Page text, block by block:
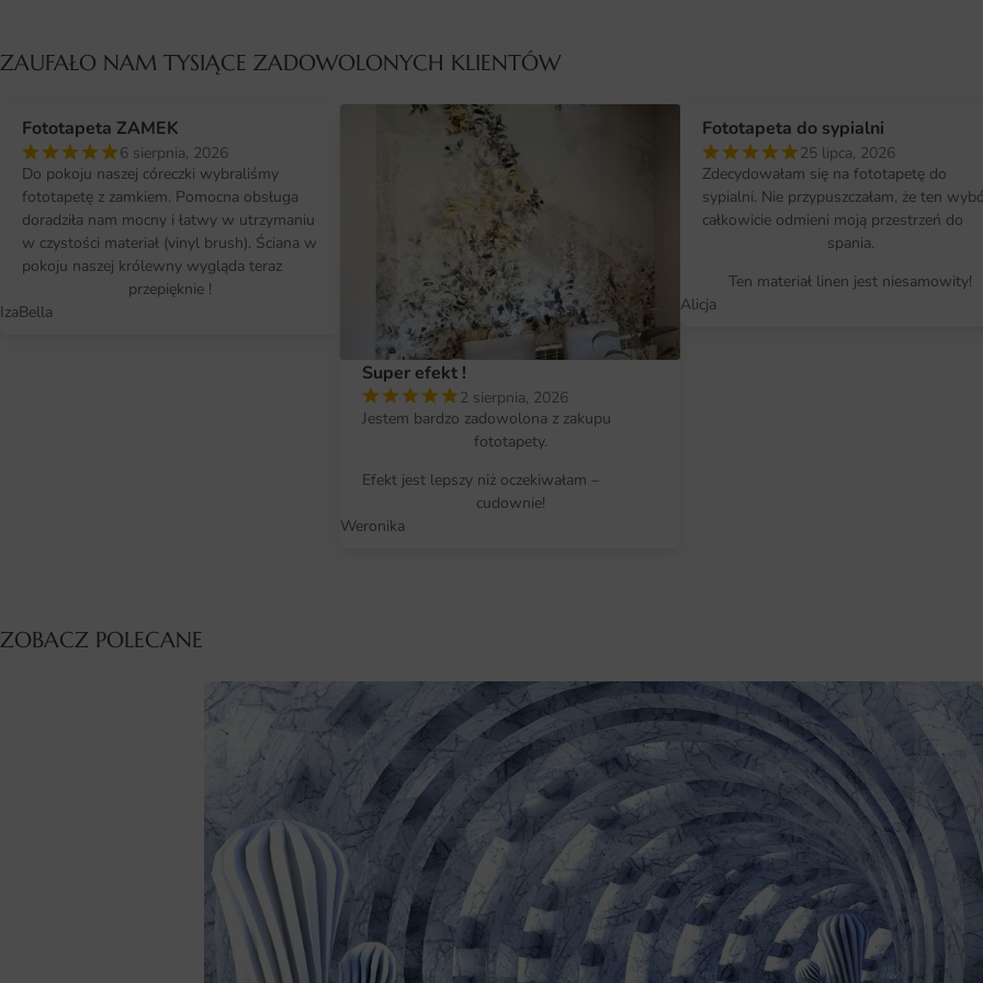
pozwala na idealne dopasowanie
rozmiarach standardowych lub na
wybraną ścianę. Montaż
cieszyć się nową dekoracją w
niezbędne akcesoria, a
Dlaczego warto wybrać tę
Wysoka jakość materiału i druku,
Możliwość zamówienia na
Łatwy montaż, który nie wymaga
ZAUFAŁO NAM TYSIĄCE ZADOWOLONYCH KLIENTÓW
Fototapeta ZAMEK
6 sierpnia, 2026
Do pokoju naszej córeczki wybraliśmy
fototapetę z zamkiem. Pomocna obsługa
doradziła nam mocny i łatwy w utrzymaniu
w czystości materiał (vinyl brush). Ściana w
pokoju naszej królewny wygląda teraz
przepięknie !
IzaBella
Super efekt !
2 sierpnia, 2026
Jestem bardzo zadowolona z zakupu
fototapety.
Efekt jest lepszy niż oczekiwałam –
cudownie!
Weronika
Fototapeta do sypialni
25 lipca, 2026
Zdecydowałam się na fototapetę do
sypialni. Nie przypuszczałam, że ten
całkowicie odmieni moją przestrzeń do
spania.
Ten materiał linen jest niesamowity!
Alicja
ZOBACZ POLECANE